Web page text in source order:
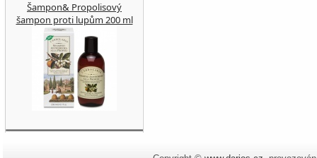
Šampon& Propolisový
šampon proti lupům 200 ml